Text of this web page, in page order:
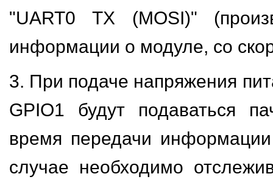
"UART0 TX (MOSI)"
информации о модуле, со
3. При подаче напряжения
GPIO1 будут подаваться
время передачи
случае необходимо